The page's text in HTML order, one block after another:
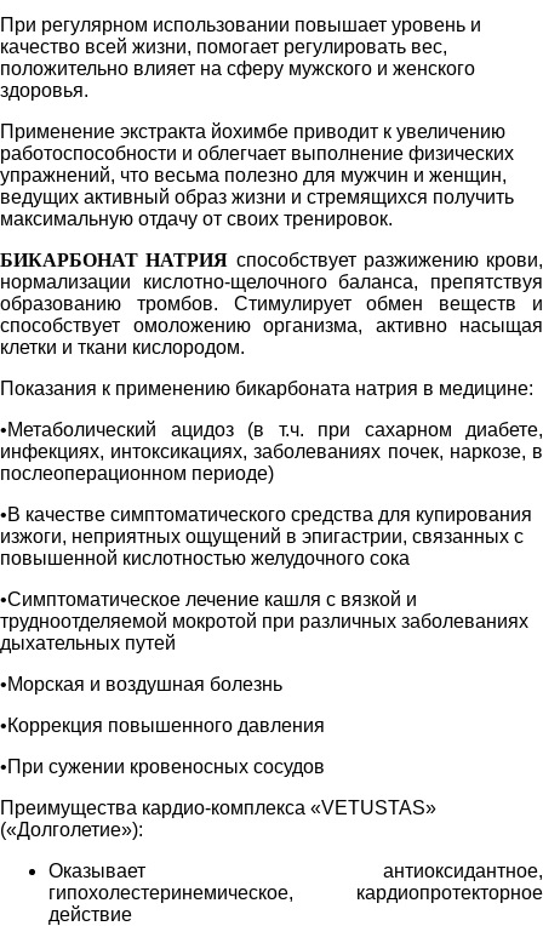
При регулярном использовании повышает уровень и
качество всей жизни, помогает регулировать вес,
положительно влияет на сферу мужского и женского
здоровья.
Применение экстракта йохимбе приводит к увеличению
работоспособности и облегчает выполнение физических
упражнений, что весьма полезно для мужчин и женщин,
ведущих активный образ жизни и стремящихся получить
максимальную отдачу от своих тренировок.
БИКАРБОНАТ НАТРИЯ способствует разжижению крови,
нормализации кислотно-щелочного баланса, препятствуя
образованию тромбов. Стимулирует обмен веществ и
способствует омоложению организма, активно насыщая
клетки и ткани кислородом.
Показания к применению бикарбоната натрия в медицине:
•Метаболический ацидоз (в т.ч. при сахарном диабете,
инфекциях, интоксикациях, заболеваниях почек, наркозе, в
послеоперационном периоде)
•В качестве симптоматического средства для купирования
изжоги, неприятных ощущений в эпигастрии, связанных с
повышенной кислотностью желудочного сока
•Симптоматическое лечение кашля с вязкой и
трудноотделяемой мокротой при различных заболеваниях
дыхательных путей
•Морская и воздушная болезнь
•Коррекция повышенного давления
•При сужении кровеносных сосудов
Преимущества кардио-комплекса «VETUSTAS»
(«Долголетие»):
Оказывает антиоксидантное,
гипохолестеринемическое, кардиопротекторное
действие